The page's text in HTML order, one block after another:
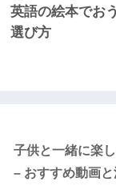
英語の絵本でお
選び方
子供と一緒に楽
– おすすめ動画